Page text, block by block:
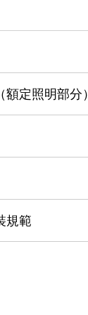
長
定照明部分）
規範